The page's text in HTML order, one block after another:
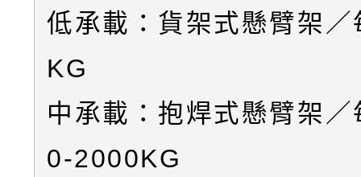
低承載：貨架式懸臂架
KG
中承載：抱焊式懸臂架
0-2000KG